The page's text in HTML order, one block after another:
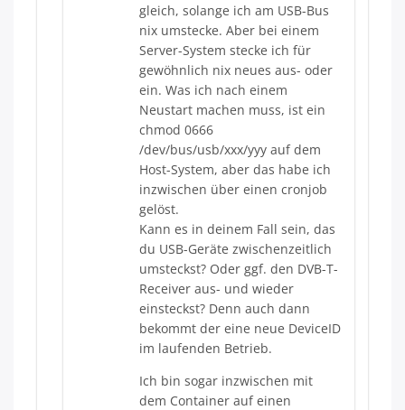
gleich, solange ich am USB-Bus
nix umstecke. Aber bei einem
Server-System stecke ich für
gewöhnlich nix neues aus- oder
ein. Was ich nach einem
Neustart machen muss, ist ein
chmod 0666
/dev/bus/usb/xxx/yyy auf dem
Host-System, aber das habe ich
inzwischen über einen cronjob
gelöst.
Kann es in deinem Fall sein, das
du USB-Geräte zwischenzeitlich
umsteckst? Oder ggf. den DVB-T-
Receiver aus- und wieder
einsteckst? Denn auch dann
bekommt der eine neue DeviceID
im laufenden Betrieb.
Ich bin sogar inzwischen mit
dem Container auf einen